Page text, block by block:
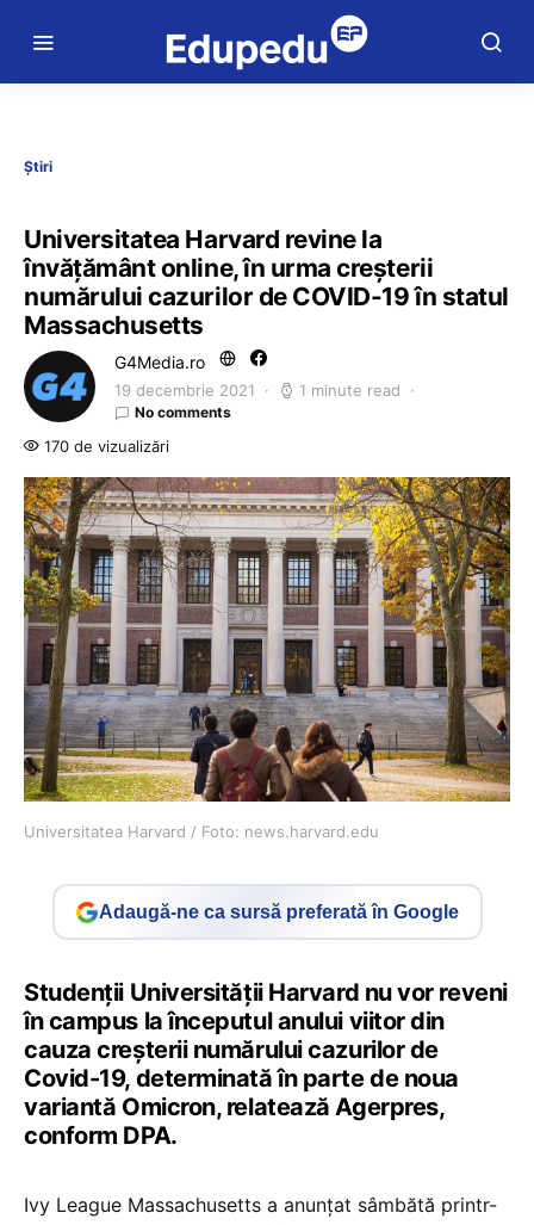
Știri
Universitatea Harvard revine la
învățământ online, în urma creșterii
numărului cazurilor de COVID-19 în statul
Massachusetts
G4Media.ro
19 decembrie 2021 1 minute read
No comments
170 de vizualizări
Universitatea Harvard / Foto: news.harvard.edu
Adaugă-ne ca sursă preferată în Google
Studenții Universității Harvard nu vor reveni
în campus la începutul anului viitor din
cauza creșterii numărului cazurilor de
Covid-19, determinată în parte de noua
variantă Omicron, relatează Agerpres,
conform DPA.
Ivy League Massachusetts a anunţat sâmbătă printr-